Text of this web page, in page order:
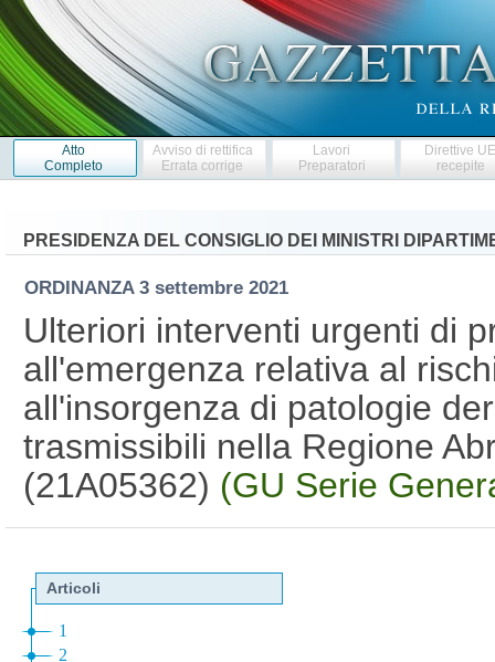
Atto
Completo
Avviso di rettifica
Errata corrige
Lavori
Preparatori
Direttive
recepite
PRESIDENZA DEL CONSIGLIO DEI MINISTRI
ORDINANZA 3 settembre 2021
Ulteriori interventi urgenti di
all'emergenza relativa al
all'insorgenza di patologie
trasmissibili nella Regione
(21A05362) (GU Serie